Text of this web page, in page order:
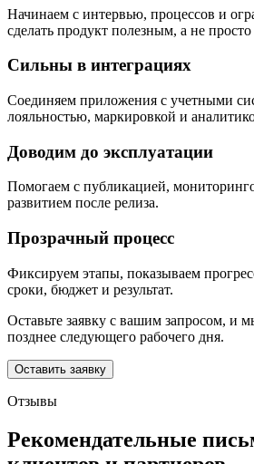
Начинаем с интервью, процессов и
сделать продукт полезным, а не
Сильны в интеграциях
Соединяем приложения с учетными
лояльностью, маркировкой и
Доводим до эксплуатации
Помогаем с публикацией,
развитием после релиза.
Прозрачный процесс
Фиксируем этапы, показываем
сроки, бюджет и результат.
Оставьте заявку с вашим запросом, и
позднее следующего рабочего дня.
Оставить заявку
Отзывы
Рекомендательные